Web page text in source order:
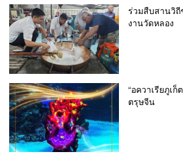
ร่วมสืบสานวิ
งานวัดหลอง
“อควาเรียภูเ
ตรุษจีน